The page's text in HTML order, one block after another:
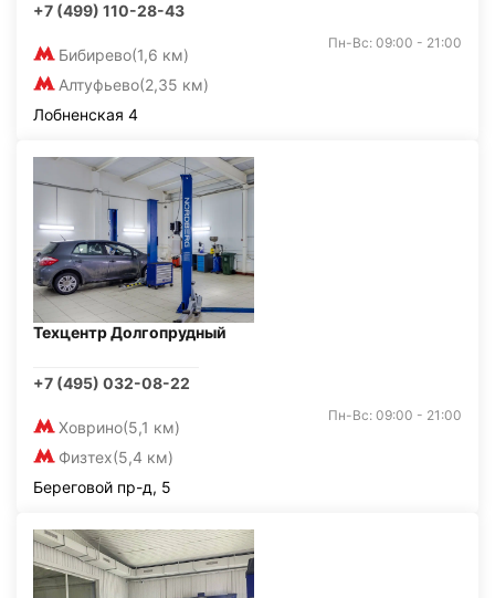
+7 (499) 110-28-43
Бибирево(1,6 км)
Алтуфьево(2,35 км)
Пн-Вс: 09:00 - 21:00
Лобненская 4
Техцентр Долгопрудный
+7 (495) 032-08-22
Ховрино(5,1 км)
Физтех(5,4 км)
Пн-Вс: 09:00 - 21:00
Береговой пр-д, 5